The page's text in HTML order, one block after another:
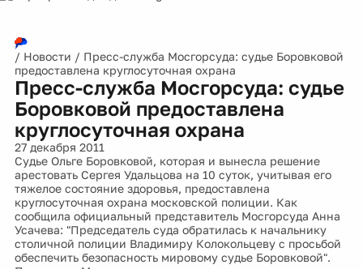
/ Новости / Пресс-служба Мосгорсуда: судье Боровковой
предоставлена круглосуточная охрана
Пресс-служба Мосгорсуда: судье
Боровковой предоставлена
круглосуточная охрана
27 декабря 2011
Судье Ольге Боровковой, которая и вынесла решение
арестовать Сергея Удальцова на 10 суток, учитывая его
тяжелое состояние здоровья, предоставлена
круглосуточная охрана московской полиции. Как
сообщила официальный представитель Мосгорсуда Анна
Усачева: "Председатель суда обратилась к начальнику
столичной полиции Владимиру Колокольцеву с просьбой
обеспечить безопасность мировому судье Боровковой".